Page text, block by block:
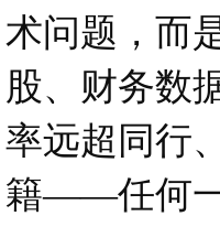
术问题，而
股、财务数
率远超同行
籍——任何一